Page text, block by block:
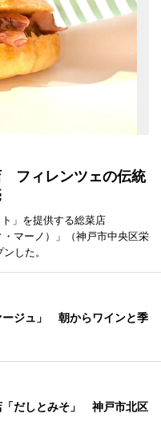
フィレンツェの伝統
」を提供する総菜店
マーノ）」（神戸市中央区栄
した。
ージュ」 朝からワインと季
「だしとみそ」 神戸市北区